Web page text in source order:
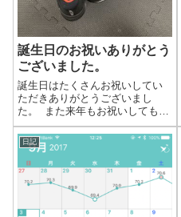
誕生日のお祝いありがとう
ございました。
誕生日はたくさんお祝いしてい
ただきありがとうございまし
た。 また来年もお祝いしてもら
えるように、みんなとの関係を
さらに良くすることを意識して
いきたいと思います。
日記